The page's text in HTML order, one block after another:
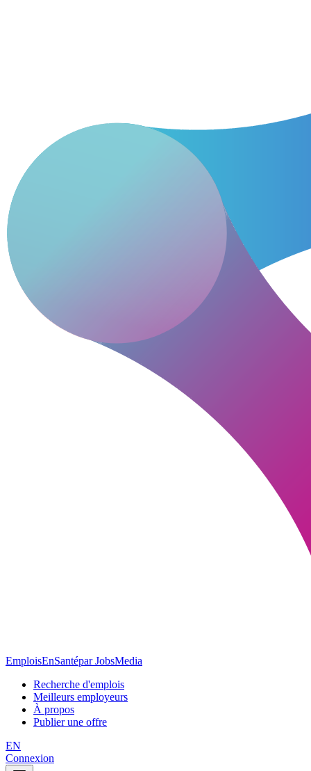
EmploisEnSantépar JobsMedia
Recherche d'emplois
Meilleurs employeurs
À propos
Publier une offre
EN
Connexion